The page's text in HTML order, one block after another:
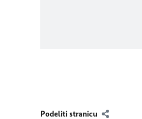
Podeliti stranicu